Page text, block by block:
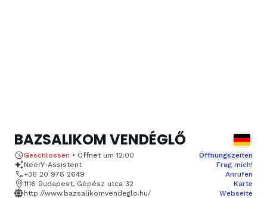
BAZSALIKOM VENDÉGLŐ
Geschlossen • Öffnet um 12:00
Öffnungszeiten
NeerY-Assistent
Frag mich!
+36 20 978 2649
Anrufen
1116 Budapest, Gépész utca 32
Karte
http://www.bazsalikomvendeglo.hu/
Webseite